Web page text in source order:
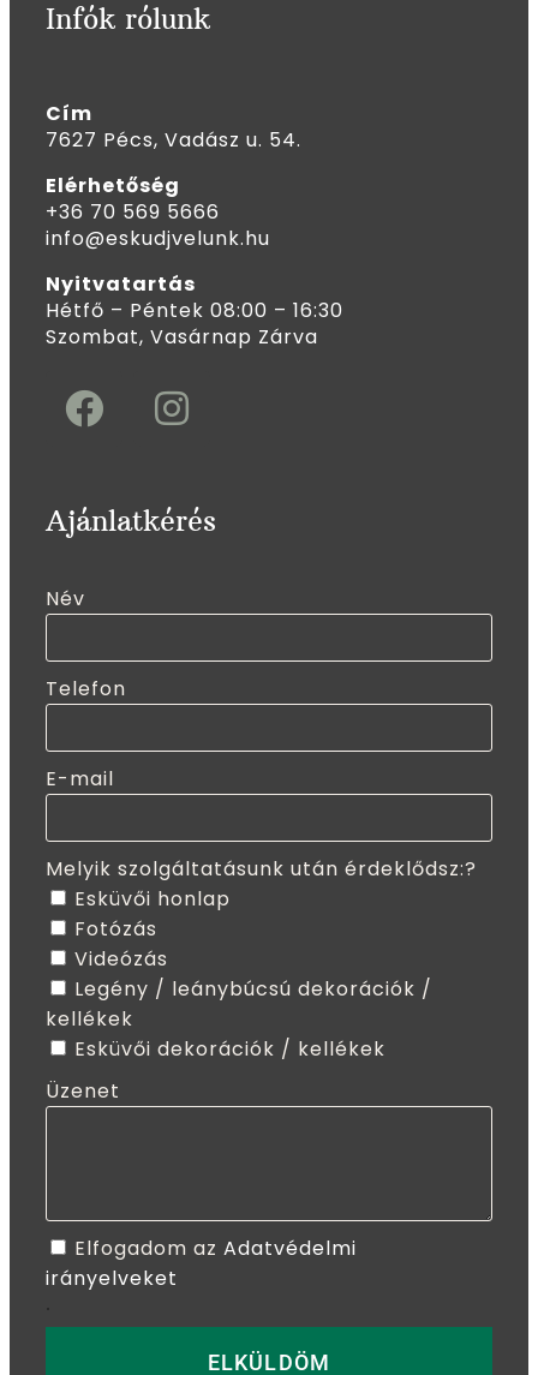
Infók rólunk
Cím
7627 Pécs, Vadász u. 54.
Elérhetőség
+36 70 569 5666
info@eskudjvelunk.hu
Nyitvatartás
Hétfő – Péntek 08:00 – 16:30
Szombat, Vasárnap Zárva
Ajánlatkérés
Név
Telefon
E-mail
Melyik szolgáltatásunk után érdeklődsz:?
Esküvői honlap
Fotózás
Videózás
Legény / leánybúcsú dekorációk /
kellékek
Esküvői dekorációk / kellékek
Üzenet
Elfogadom az Adatvédelmi
irányelveket
ELKÜLDÖM